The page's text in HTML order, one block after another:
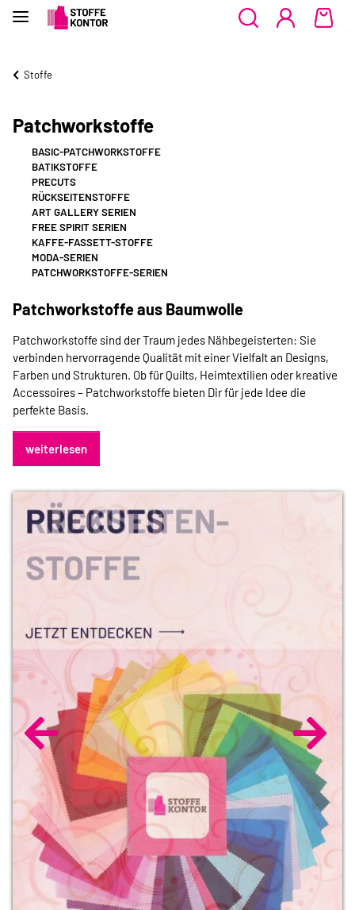
Stoffe
Patchworkstoffe
BASIC-PATCHWORKSTOFFE
BATIKSTOFFE
PRECUTS
RÜCKSEITENSTOFFE
ART GALLERY SERIEN
FREE SPIRIT SERIEN
KAFFE-FASSETT-STOFFE
MODA-SERIEN
PATCHWORKSTOFFE-SERIEN
Patchworkstoffe aus Baumwolle
Patchworkstoffe sind der Traum jedes Nähbegeisterten: Sie
verbinden hervorragende Qualität mit einer Vielfalt an Designs,
Farben und Strukturen. Ob für Quilts, Heimtextilien oder kreative
Accessoires – Patchworkstoffe bieten Dir für jede Idee die
perfekte Basis.
weiterlesen